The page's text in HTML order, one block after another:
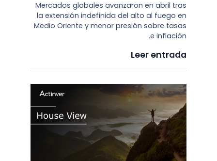
Mercados globales avanzaron en abril tras
la extensión indefinida del alto al fuego en
Medio Oriente y menor presión sobre tasas
e inflación.
Leer entrada